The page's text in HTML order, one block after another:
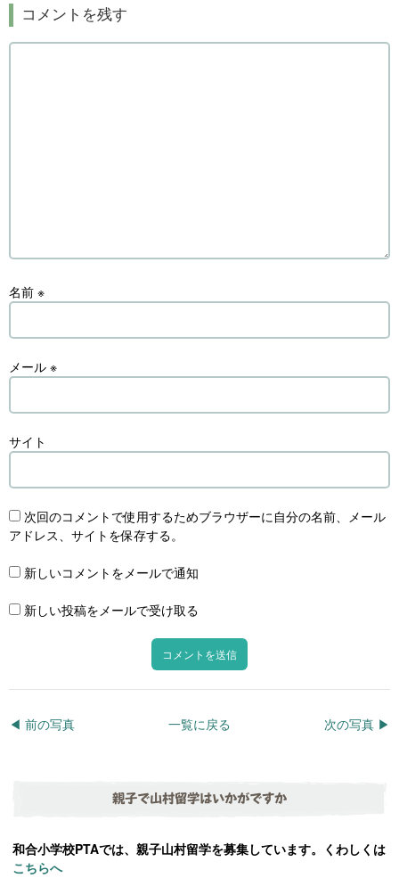
コメントを残す
名前 ※
メール ※
サイト
次回のコメントで使用するためブラウザーに自分の名前、メール
アドレス、サイトを保存する。
新しいコメントをメールで通知
新しい投稿をメールで受け取る
◀︎ 前の写真 次の写真 ▶︎
一覧に戻る
親子で山村留学はいかがですか
和合小学校PTAでは、親子山村留学を募集しています。くわしくは
こちらへ